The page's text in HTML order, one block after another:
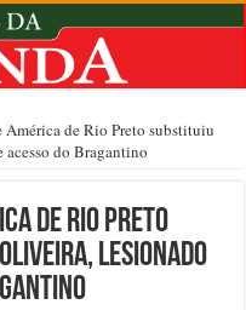
de Rio Preto substituiu
do Bragantino
de Rio Preto
lesionado